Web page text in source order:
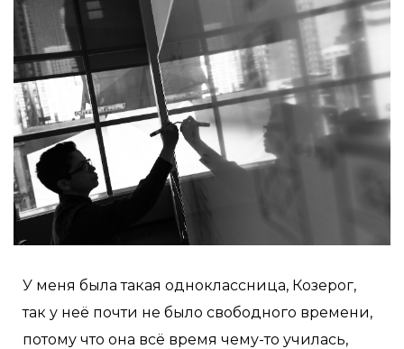
У меня была такая одноклассница, Козерог,
так у неё почти не было свободного времени,
потому что она всё время чему-то училась,